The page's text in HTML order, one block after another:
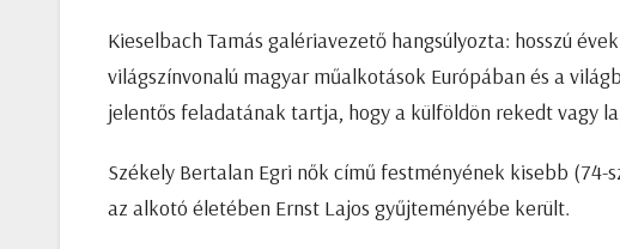
Kieselbach Tamás galériavezető hangsúlyozta: hosszú
világszínvonalú magyar műalkotások Európában és a
jelentős feladatának tartja, hogy a külföldön rekedt vagy
Székely Bertalan Egri nők című festményének kisebb
az alkotó életében Ernst Lajos gyűjteményébe került.